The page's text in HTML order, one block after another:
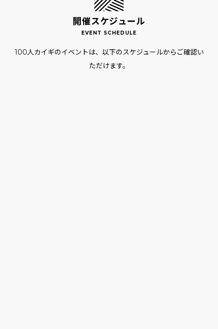
開催スケジュール
100人カイギのイベントは、以下のスケジュールからご確認い
ただけます。